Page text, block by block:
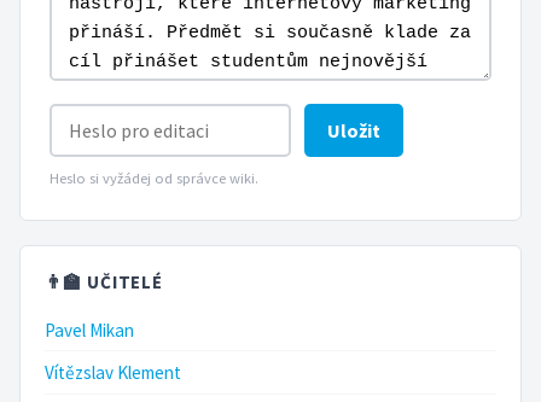
Uložit
Heslo si vyžádej od správce wiki.
👨‍🏫 UČITELÉ
Pavel Mikan
Vítězslav Klement